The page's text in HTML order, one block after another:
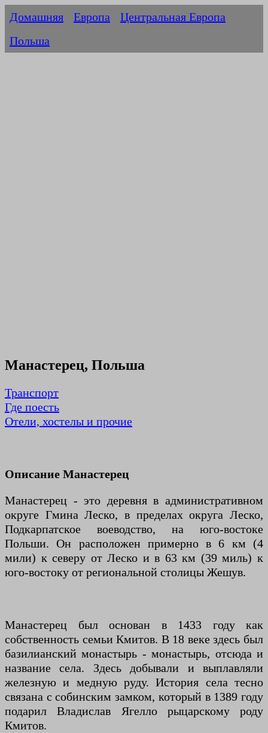
Домашняя Европа
Центральная Европа
Польша
Манастерец, Польша
Транспорт
Где поесть
Отели, хостелы и прочие
Описание Манастерец
Манастерец - это деревня в административном
округе Гмина Леско, в пределах округа Леско,
Подкарпатское воеводство, на юго-востоке
Польши. Он расположен примерно в 6 км (4
мили) к северу от Леско и в 63 км (39 миль) к
юго-востоку от региональной столицы Жешув.
Манастерец был основан в 1433 году как
собственность семьи Кмитов. В 18 веке здесь был
базилианский монастырь - монастырь, отсюда и
название села. Здесь добывали и выплавляли
железную и медную руду. История села тесно
связана с собинским замком, который в 1389 году
подарил Владислав Ягелло рыцарскому роду
Кмитов.